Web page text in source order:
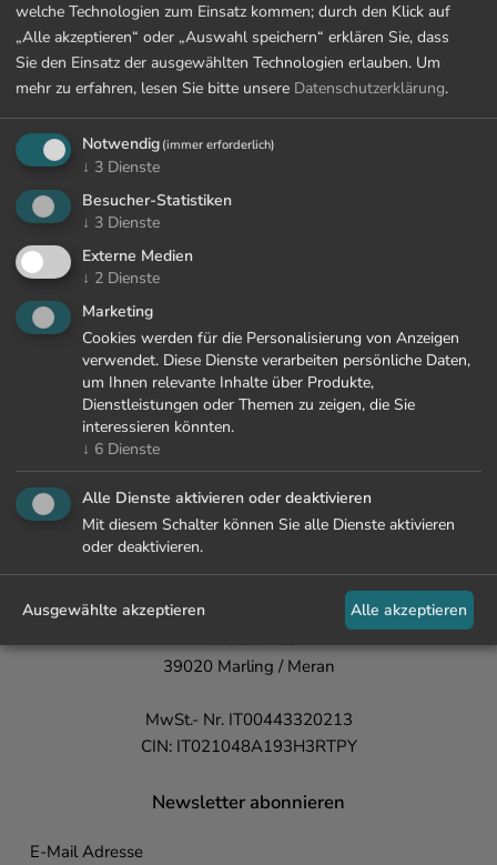
ZURÜCK ZU DEN ZIMMERN
+39 0473 447 000
info@lamaiena.it
Fam. Waldner
39020 Marling / Meran
MwSt.- Nr. IT00443320213
CIN: IT021048A193H3RTPY
Newsletter abonnieren
E-Mail Adresse
welche Technologien zum Einsatz kommen; durch den Klick auf
„Alle akzeptieren“ oder „Auswahl speichern“ erklären Sie, dass
Sie den Einsatz der ausgewählten Technologien erlauben. Um
mehr zu erfahren, lesen Sie bitte unsere Datenschutzerklärung.
Notwendig (immer erforderlich)
↓ 3 Dienste
Besucher-Statistiken
↓ 3 Dienste
Externe Medien
↓ 2 Dienste
Marketing
Cookies werden für die Personalisierung von Anzeigen
verwendet. Diese Dienste verarbeiten persönliche Daten,
um Ihnen relevante Inhalte über Produkte,
Dienstleistungen oder Themen zu zeigen, die Sie
interessieren könnten.
↓ 6 Dienste
Alle Dienste aktivieren oder deaktivieren
Mit diesem Schalter können Sie alle Dienste aktivieren
oder deaktivieren.
Ausgewählte akzeptieren Alle akzeptieren